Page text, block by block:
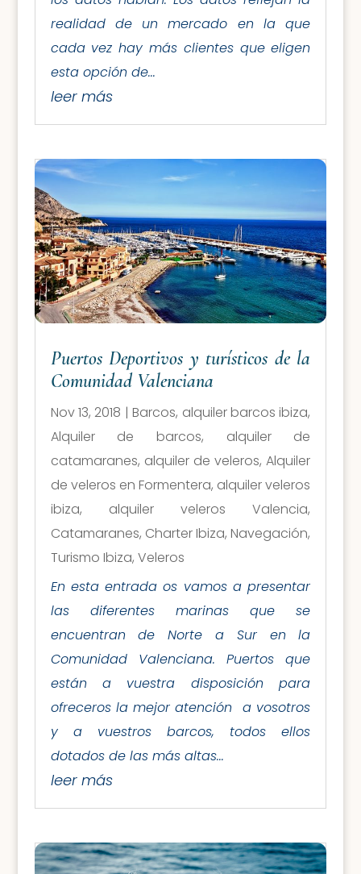
realidad de un mercado en la que
cada vez hay más clientes que eligen
esta opción de...
leer más
Puertos Deportivos y turísticos de la
Comunidad Valenciana
Nov 13, 2018 |Barcos, alquiler barcos ibiza,
Alquiler de barcos, alquiler de
catamaranes, alquiler de veleros,Alquiler
de veleros en Formentera, alquiler veleros
ibiza, alquiler veleros Valencia,
Catamaranes, Charter Ibiza,Navegación,
Turismo Ibiza, Veleros
En esta entrada os vamos a presentar
las diferentes marinas que se
encuentran de Norte a Sur en la
Comunidad Valenciana. Puertos que
están a vuestra disposición para
ofreceros la mejor atención a vosotros
y a vuestros barcos, todos ellos
dotados de las más altas...
leer más